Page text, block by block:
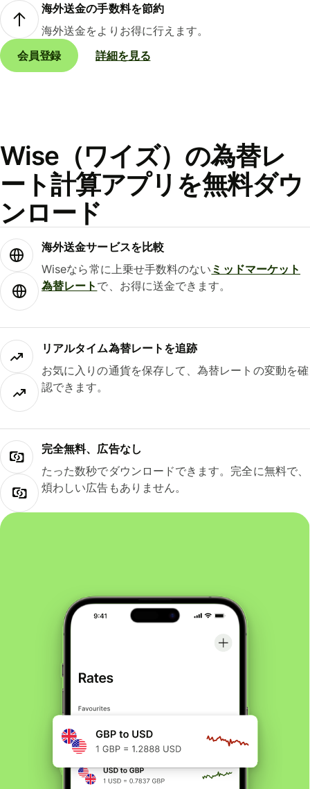
海外送金の手数料を節約
海外送金をよりお得に行えます。
会員登録
詳細を見る
Wise（ワイズ）の為替レ
ート計算アプリを無料ダウ
ンロード
海外送金サービスを比較
Wiseなら常に上乗せ手数料のない ミッドマーケット
為替レート で、お得に送金できます。
リアルタイム為替レートを追跡
お気に入りの通貨を保存して、為替レートの変動を確
認できます。
完全無料、広告なし
たった数秒でダウンロードできます。完全に無料で、
煩わしい広告もありません。